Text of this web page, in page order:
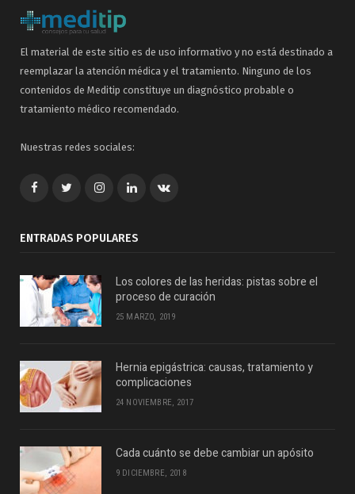
El material de este sitio es de uso informativo y no está destinado a
reemplazar la atención médica y el tratamiento. Ninguno de los
contenidos de Meditip constituye un diagnóstico probable o
tratamiento médico recomendado.
Nuestras redes sociales:
FacebookTwitterGoogle+LinkedInVK
ENTRADAS POPULARES
Los colores de las heridas: pistas sobre el
proceso de curación
25 MARZO, 2019
Hernia epigástrica: causas, tratamiento y
complicaciones
24 NOVIEMBRE, 2017
Cada cuánto se debe cambiar un apósito
9 DICIEMBRE, 2018